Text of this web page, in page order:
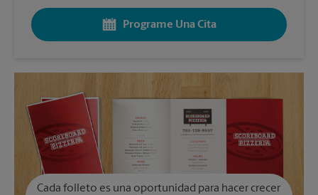
Programe Una Cita
Cada folleto es una oportunidad para hacer crecer